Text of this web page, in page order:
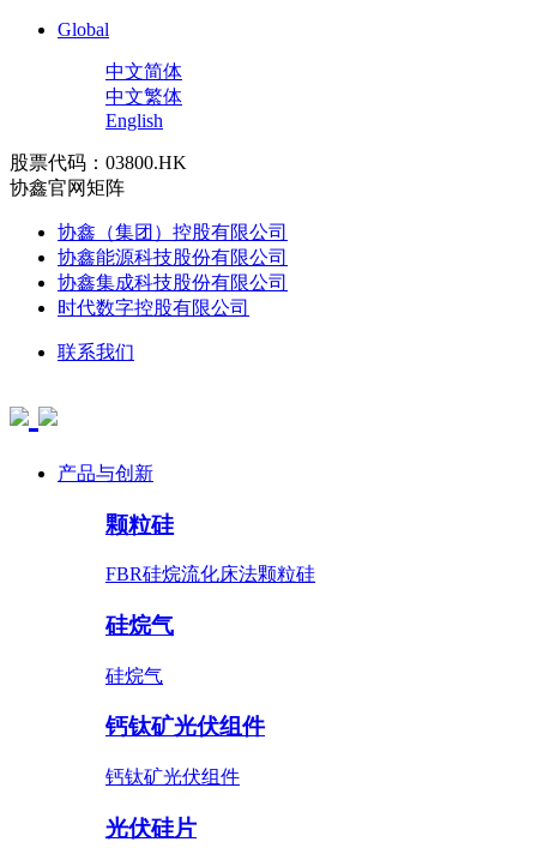
Global
中文简体
中文繁体
English
股票代码：03800.HK
协鑫官网矩阵
协鑫（集团）控股有限公司
协鑫能源科技股份有限公司
协鑫集成科技股份有限公司
时代数字控股有限公司
联系我们
产品与创新
颗粒硅
FBR硅烷流化床法颗粒硅
硅烷气
硅烷气
钙钛矿光伏组件
钙钛矿光伏组件
光伏硅片